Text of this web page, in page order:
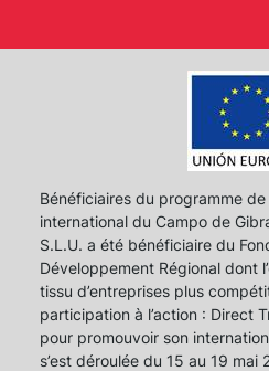
Bénéficiaires du programme
international du Campo de
S.L.U. a été bénéficiaire du
Développement Régional dont
tissu d’entreprises plus
participation à l’action : Direct
pour promouvoir son
s’est déroulée du 15 au 19 mai